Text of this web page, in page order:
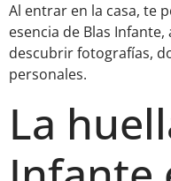
Al entrar en la casa, te
esencia de Blas
descubrir fotografías,
personales.
La